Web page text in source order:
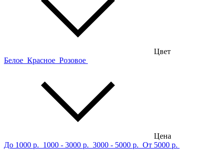
Цвет
Белое Красное Розовое
Цена
До 1000 р. 1000 - 3000 р. 3000 - 5000 р. От 5000 р.